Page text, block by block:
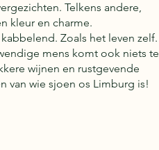
Telkens andere,
kleur en charme.
Zoals het leven zelf.
mens komt ook niets te
wijnen en rustgevende
van wie sjoen os Limburg is!